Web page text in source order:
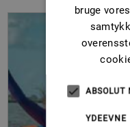
bruge
ABSOLUT
YDEEVNE